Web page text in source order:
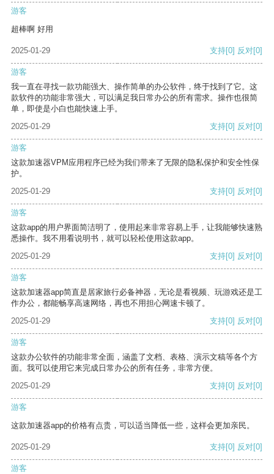
游客
超棒啊 好用
2025-01-29 支持[0] 反对[0]
游客
我一直在寻找一款功能强大、操作简单的办公软件，终于找到了它。这
款软件的功能非常强大，可以满足我日常办公的所有需求。操作也很简
单，即使是小白也能快速上手。
2025-01-29
支持[0] 反对[0]
游客
这款加速器VPM应用程序已经为我们带来了无限的隐私保护和安全性保
护。
2025-01-29
支持[0] 反对[0]
游客
这款app的用户界面简洁明了，使用起来非常容易上手，让我能够快速熟
悉操作。我不用看说明书，就可以轻松使用这款app。
2025-01-29
支持[0] 反对[0]
游客
这款加速器app简直是居家旅行必备神器，无论是看视频、玩游戏还是工
作办公，都能畅享高速网络，再也不用担心网速卡顿了。
2025-01-29
支持[0] 反对[0]
游客
这款办公软件的功能非常全面，涵盖了文档、表格、演示文稿等各个方
面。我可以使用它来完成日常办公的所有任务，非常方便。
2025-01-29
支持[0] 反对[0]
游客
这款加速器app的价格有点贵，可以适当降低一些，这样会更加亲民。
2025-01-29 支持[0] 反对[0]
游客